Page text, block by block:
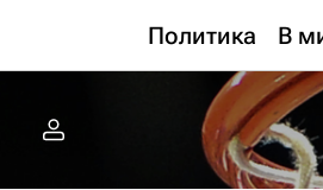
Политика В